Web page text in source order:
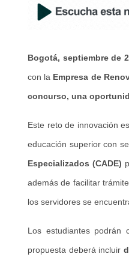
Bogotá, septiembre de
con la Empresa de
concurso, una
Este reto de innovación
educación superior con
Especializados (CADE)
además de facilitar
los servidores se
Los estudiantes podrán
propuesta deberá incluir